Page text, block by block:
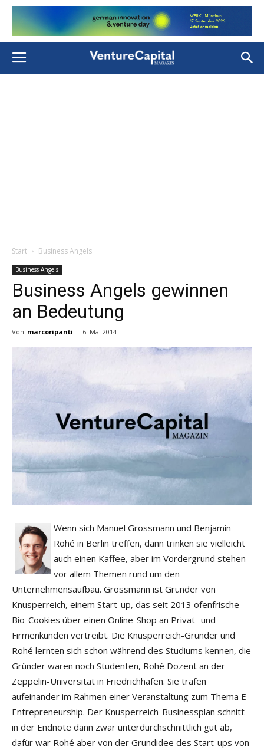
Start Business Angels
Business Angels
Business Angels gewinnen
an Bedeutung
Von marcoripanti - 6. Mai 2014
Wenn sich Manuel Grossmann und Benjamin
Rohé in Berlin treffen, dann trinken sie vielleicht
auch einen Kaffee, aber im Vordergrund stehen
vor allem Themen rund um den
Unternehmensaufbau. Grossmann ist Gründer von
Knusperreich, einem Start-up, das seit 2013 ofenfrische
Bio-Cookies über einen Online-Shop an Privat- und
Firmenkunden vertreibt. Die Knusperreich-Gründer und
Rohé lernten sich schon während des Studiums kennen, die
Gründer waren noch Studenten, Rohé Dozent an der
Zeppelin-Universität in Friedrichhafen. Sie trafen
aufeinander im Rahmen einer Veranstaltung zum Thema E-
Entrepreneurship. Der Knusperreich-Businessplan schnitt
in der Endnote dann zwar unterdurchschnittlich gut ab,
dafür war Rohé aber von der Grundidee des Start-ups von